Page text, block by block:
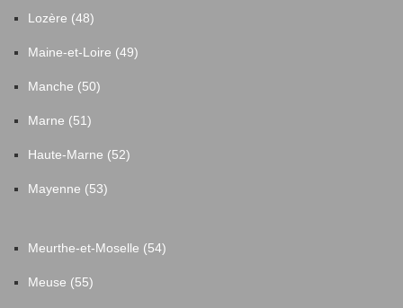
Lozère (48)
Maine-et-Loire (49)
Manche (50)
Marne (51)
Haute-Marne (52)
Mayenne (53)
Meurthe-et-Moselle (54)
Meuse (55)